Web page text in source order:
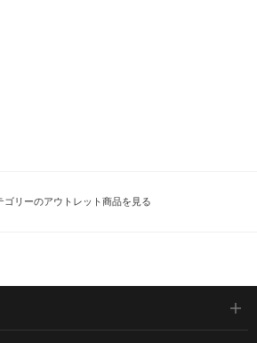
ゴリーのアウトレット商品を見る